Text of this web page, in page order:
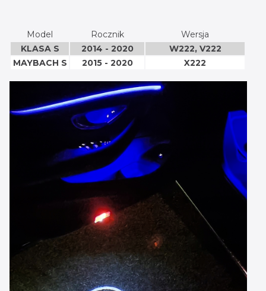
Model Rocznik
Wersja
KLASA S
2014 - 2020
W222, V222
MAYBACH S
2015 - 2020 X222